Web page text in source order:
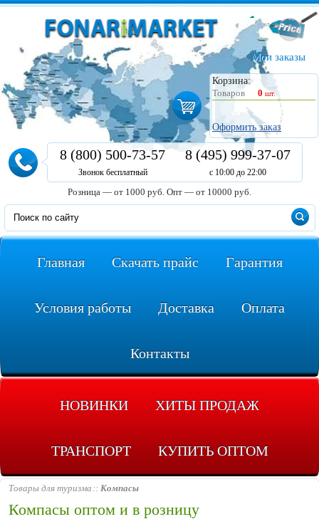
Мои заказы
Корзина:
Товаров
0 шт.
Оформить заказ
8 (800) 500-73-57
Звонок бесплатный
8 (495) 999-37-07
с 10:00 до 22:00
Розница — от 1000 руб. Опт — от 10000 руб.
Главная Скачать прайс Гарантия
Условия работы Доставка Оплата
Контакты
НОВИНКИ ХИТЫ ПРОДАЖ
ТРАНСПОРТ КУПИТЬ ОПТОМ
Товары для туризма Компасы
Компасы оптом и в розницу